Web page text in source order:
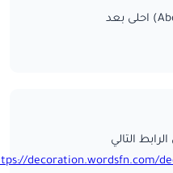
التالي
decoration.wordsfn.com/